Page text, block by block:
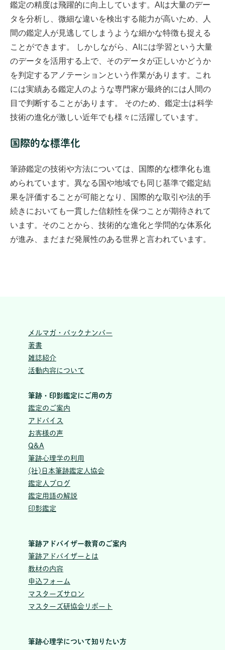
鑑定の精度は飛躍的に向上しています。AIは大量のデー
タを分析し、微細な違いを検出する能力が高いため、人
間の鑑定人が見逃してしまうような細かな特徴も捉える
ことができます。
しかしながら、AIには学習という大量
のデータを活用する上で、そのデータが正しいかどうか
を判定するアノテーションという作業があります。これ
には実績ある鑑定人のような専門家が最終的には人間の
目で判断することがあります。
そのため、鑑定士は科学
技術の進化が激しい近年でも様々に活躍しています。
国際的な標準化
筆跡鑑定の技術や方法については、国際的な標準化も進
められています。異なる国や地域でも同じ基準で鑑定結
果を評価することが可能となり、国際的な取引や法的手
続きにおいても一貫した信頼性を保つことが期待されて
います。そのことから、技術的な進化と学問的な体系化
が進み、まだまだ発展性のある世界と言われています。
メルマガ・バックナンバー
著書
雑誌紹介
活動内容について
筆跡・印影鑑定にご用の方
鑑定のご案内
アドバイス
お客様の声
Q&A
筆跡心理学の利用
(社)日本筆跡鑑定人協会
鑑定人ブログ
鑑定用語の解説
印影鑑定
筆跡アドバイザー教育のご案内
筆跡アドバイザーとは
教材の内容
申込フォーム
マスターズサロン
マスターズ研協会リポート
筆跡心理学について知りたい方